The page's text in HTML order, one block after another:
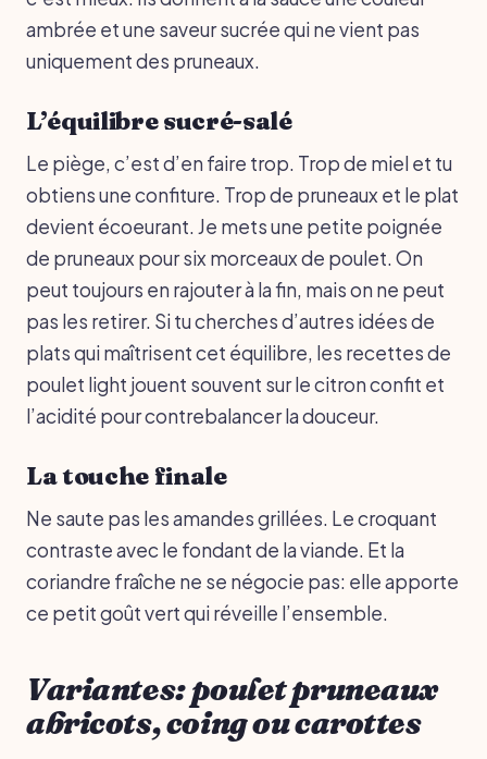
ambrée et une saveur sucrée qui ne vient pas
uniquement des pruneaux.
L’équilibre sucré-salé
Le piège, c’est d’en faire trop. Trop de miel et tu
obtiens une confiture. Trop de pruneaux et le plat
devient écoeurant. Je mets une petite poignée
de pruneaux pour six morceaux de poulet. On
peut toujours en rajouter à la fin, mais on ne peut
pas les retirer. Si tu cherches d’autres idées de
plats qui maîtrisent cet équilibre, les recettes de
poulet light jouent souvent sur le citron confit et
l’acidité pour contrebalancer la douceur.
La touche finale
Ne saute pas les amandes grillées. Le croquant
contraste avec le fondant de la viande. Et la
coriandre fraîche ne se négocie pas: elle apporte
ce petit goût vert qui réveille l’ensemble.
Variantes: poulet pruneaux
abricots, coing ou carottes